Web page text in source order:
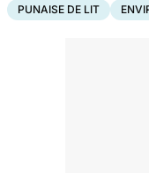
PUNAISE DE LIT